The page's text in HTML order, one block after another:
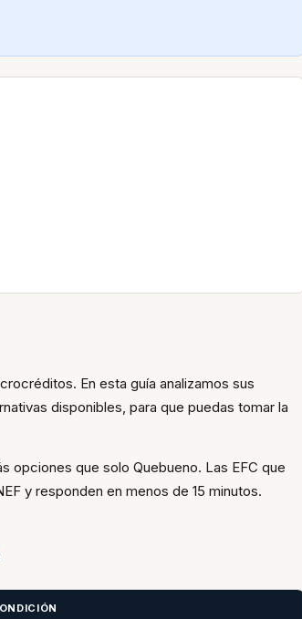
En esta guía analizamos sus
disponibles, para que puedas tomar la
opciones que solo Quebueno. Las EFC que
y responden en menos de 15 minutos.